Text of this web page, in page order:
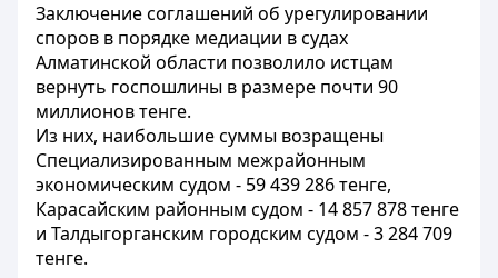
Заключение соглашений об урегулировании
споров в порядке медиации в судах
Алматинской области позволило истцам
вернуть госпошлины в размере почти 90
миллионов тенге.
Из них, наибольшие суммы возращены
Специализированным межрайонным
экономическим судом - 59 439 286 тенге,
Карасайским районным судом - 14 857 878 тенге
и Талдыгорганским городским судом - 3 284 709
тенге.